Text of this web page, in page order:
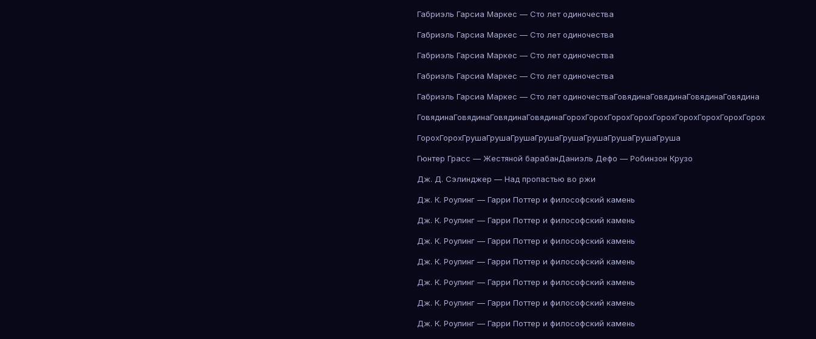
Габриэль Гарсиа Маркес — Сто лет одиночества
Габриэль Гарсиа Маркес — Сто лет одиночества
Габриэль Гарсиа Маркес — Сто лет одиночества
Габриэль Гарсиа Маркес — Сто лет одиночества
Габриэль Гарсиа Маркес — Сто лет одиночестваГовядинаГовядинаГовядинаГовядина
ГовядинаГовядинаГовядинаГовядинаГорохГорохГорохГорохГорохГорохГорохГорохГорох
ГорохГорохГрушаГрушаГрушаГрушаГрушаГрушаГрушаГрушаГруша
Гюнтер Грасс — Жестяной барабанДаниэль Дефо — Робинзон Крузо
Дж. Д. Сэлинджер — Над пропастью во ржи
Дж. К. Роулинг — Гарри Поттер и философский камень
Дж. К. Роулинг — Гарри Поттер и философский камень
Дж. К. Роулинг — Гарри Поттер и философский камень
Дж. К. Роулинг — Гарри Поттер и философский камень
Дж. К. Роулинг — Гарри Поттер и философский камень
Дж. К. Роулинг — Гарри Поттер и философский камень
Дж. К. Роулинг — Гарри Поттер и философский камень